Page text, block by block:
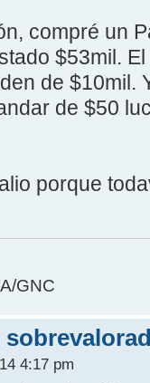
compré un
$53mil.
de $10mil.
de $50
porque
GNC
4:17 pm